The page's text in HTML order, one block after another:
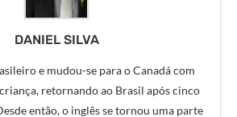
DANIEL SILVA
e mudou-se para o Canadá com
retornando ao Brasil após cinco
então, o inglês se tornou uma parte